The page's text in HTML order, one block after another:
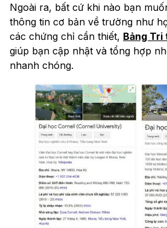
Ngoài ra, bất cứ khi nào bạn
thông tin cơ bản về trường như
các chứng chỉ cần thiết, Bảng Tri
giúp bạn cập nhật và tổng hợp
nhanh chóng.